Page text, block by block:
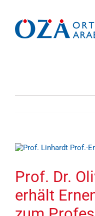
springen
Zeige
Prof. Dr.
erhält